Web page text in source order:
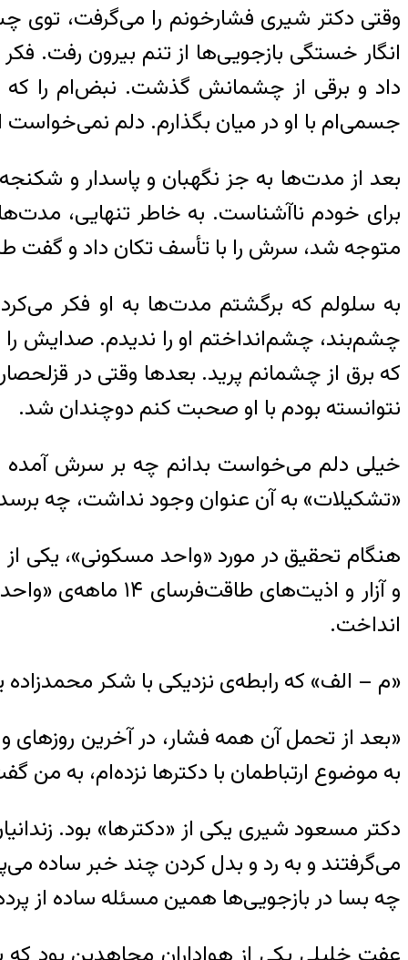
وقتی دکتر شیری فشارخونم را می‌گرفت، توی
انگار خستگی بازجویی‌ها از تنم بیرون رفت.
داد و برقی از چشمانش گذشت. نبض‌ام را که
جسمی‌ام با او در میان بگذارم. دلم
بعد از مدت‌ها به جز نگهبان و پاسدار و
برای خودم ناآشناست. به خاطر تنهایی،
متوجه شد، سرش را با تأسف تکان داد و گفت
به سلولم که برگشتم مدت‌ها به او فکر
چشم‌بند، چشم‌انداختم او را ندیدم. صدایش
که برق از چشمانم پرید. بعدها وقتی در
نتوانسته بودم با او صحبت کنم دو‌چندان شد.
خیلی دلم می‌خواست بدانم چه بر سرش آمده
«تشکیلات» به آن عنوان وجود نداشت، چه
هنگام تحقیق در مورد«واحد مسکونی»، یکی
و آزار و اذیت‌های طاقت‌فرسای ۱۴ ماهه‌ی
«
انداخت.
«م – الف» که رابطه‌ی نزدیکی با شکر
«بعد از تحمل آن همه فشار، در آخرین
به موضوع ارتباطمان با دکترها نزده‌ام، به من
دکتر مسعود شیری یکی از«دکتر‌ها» بود.
می‌گرفتند و به رد و بدل کردن چند خبر ساده
چه بسا در بازجویی‌ها همین مسئله ساده از